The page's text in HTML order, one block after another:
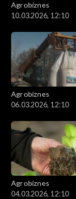
Agrobiznes
10.03.2026, 12:10
Agrobiznes
06.03.2026, 12:10
Agrobiznes
04.03.2026, 12:10